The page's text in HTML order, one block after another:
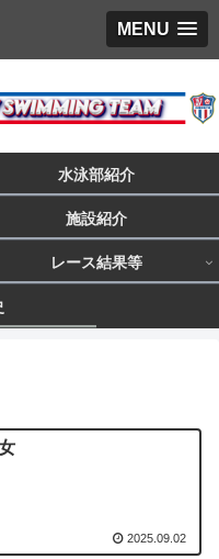
MENU
水泳部紹介
施設紹介
レース結果等
2025.09.02